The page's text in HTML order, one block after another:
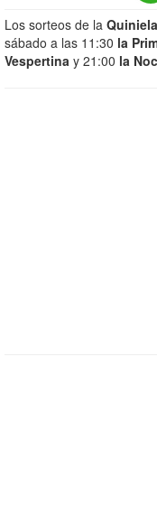
Los sorteos de la
sábado a las 11:30 la
Vespertina y 21:00 la